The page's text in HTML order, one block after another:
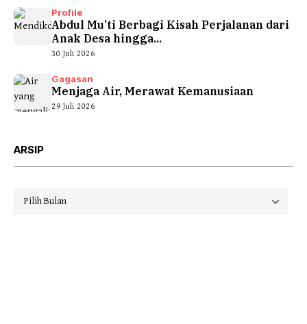
Profile
Abdul Mu’ti Berbagi Kisah Perjalanan dari
Anak Desa hingga...
30 Juli 2026
Gagasan
Menjaga Air, Merawat Kemanusiaan
29 Juli 2026
ARSIP
Arsip